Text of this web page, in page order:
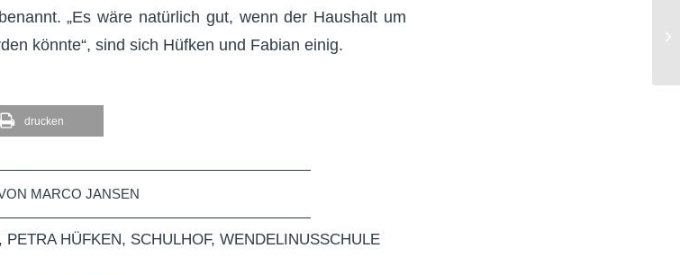
„Es wäre natürlich gut, wenn der Haushalt um
könnte“, sind sich Hüfken und Fabian einig.
drucken
MARCO JANSEN
, PETRA HÜFKEN, SCHULHOF,WENDELINUSSCHULE